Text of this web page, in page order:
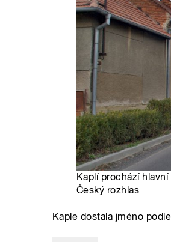
Kaplí prochází
Český rozhlas
Kaple dostala jméno